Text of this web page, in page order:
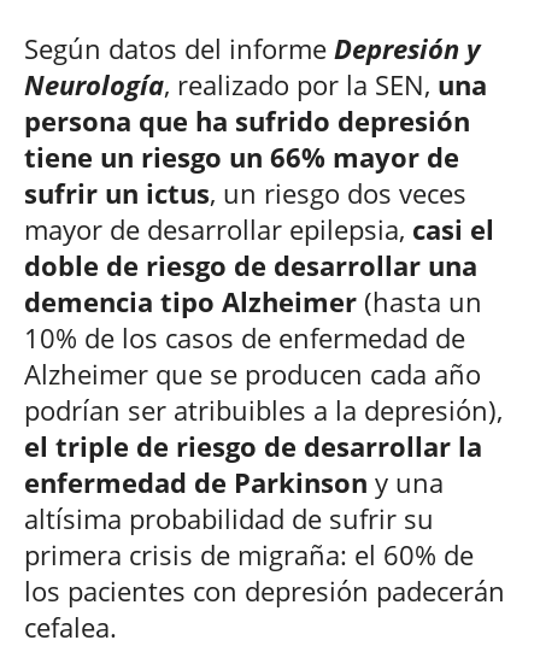
Según datos del informe Depresión y
Neurología, realizado por la SEN, una
persona que ha sufrido depresión
tiene un riesgo un 66% mayor de
sufrir un ictus, un riesgo dos veces
mayor de desarrollar epilepsia, casi el
doble de riesgo de desarrollar una
demencia tipo Alzheimer (hasta un
10% de los casos de enfermedad de
Alzheimer que se producen cada año
podrían ser atribuibles a la depresión),
el triple de riesgo de desarrollar la
enfermedad de Parkinson y una
altísima probabilidad de sufrir su
primera crisis de migraña: el 60% de
los pacientes con depresión padecerán
cefalea.